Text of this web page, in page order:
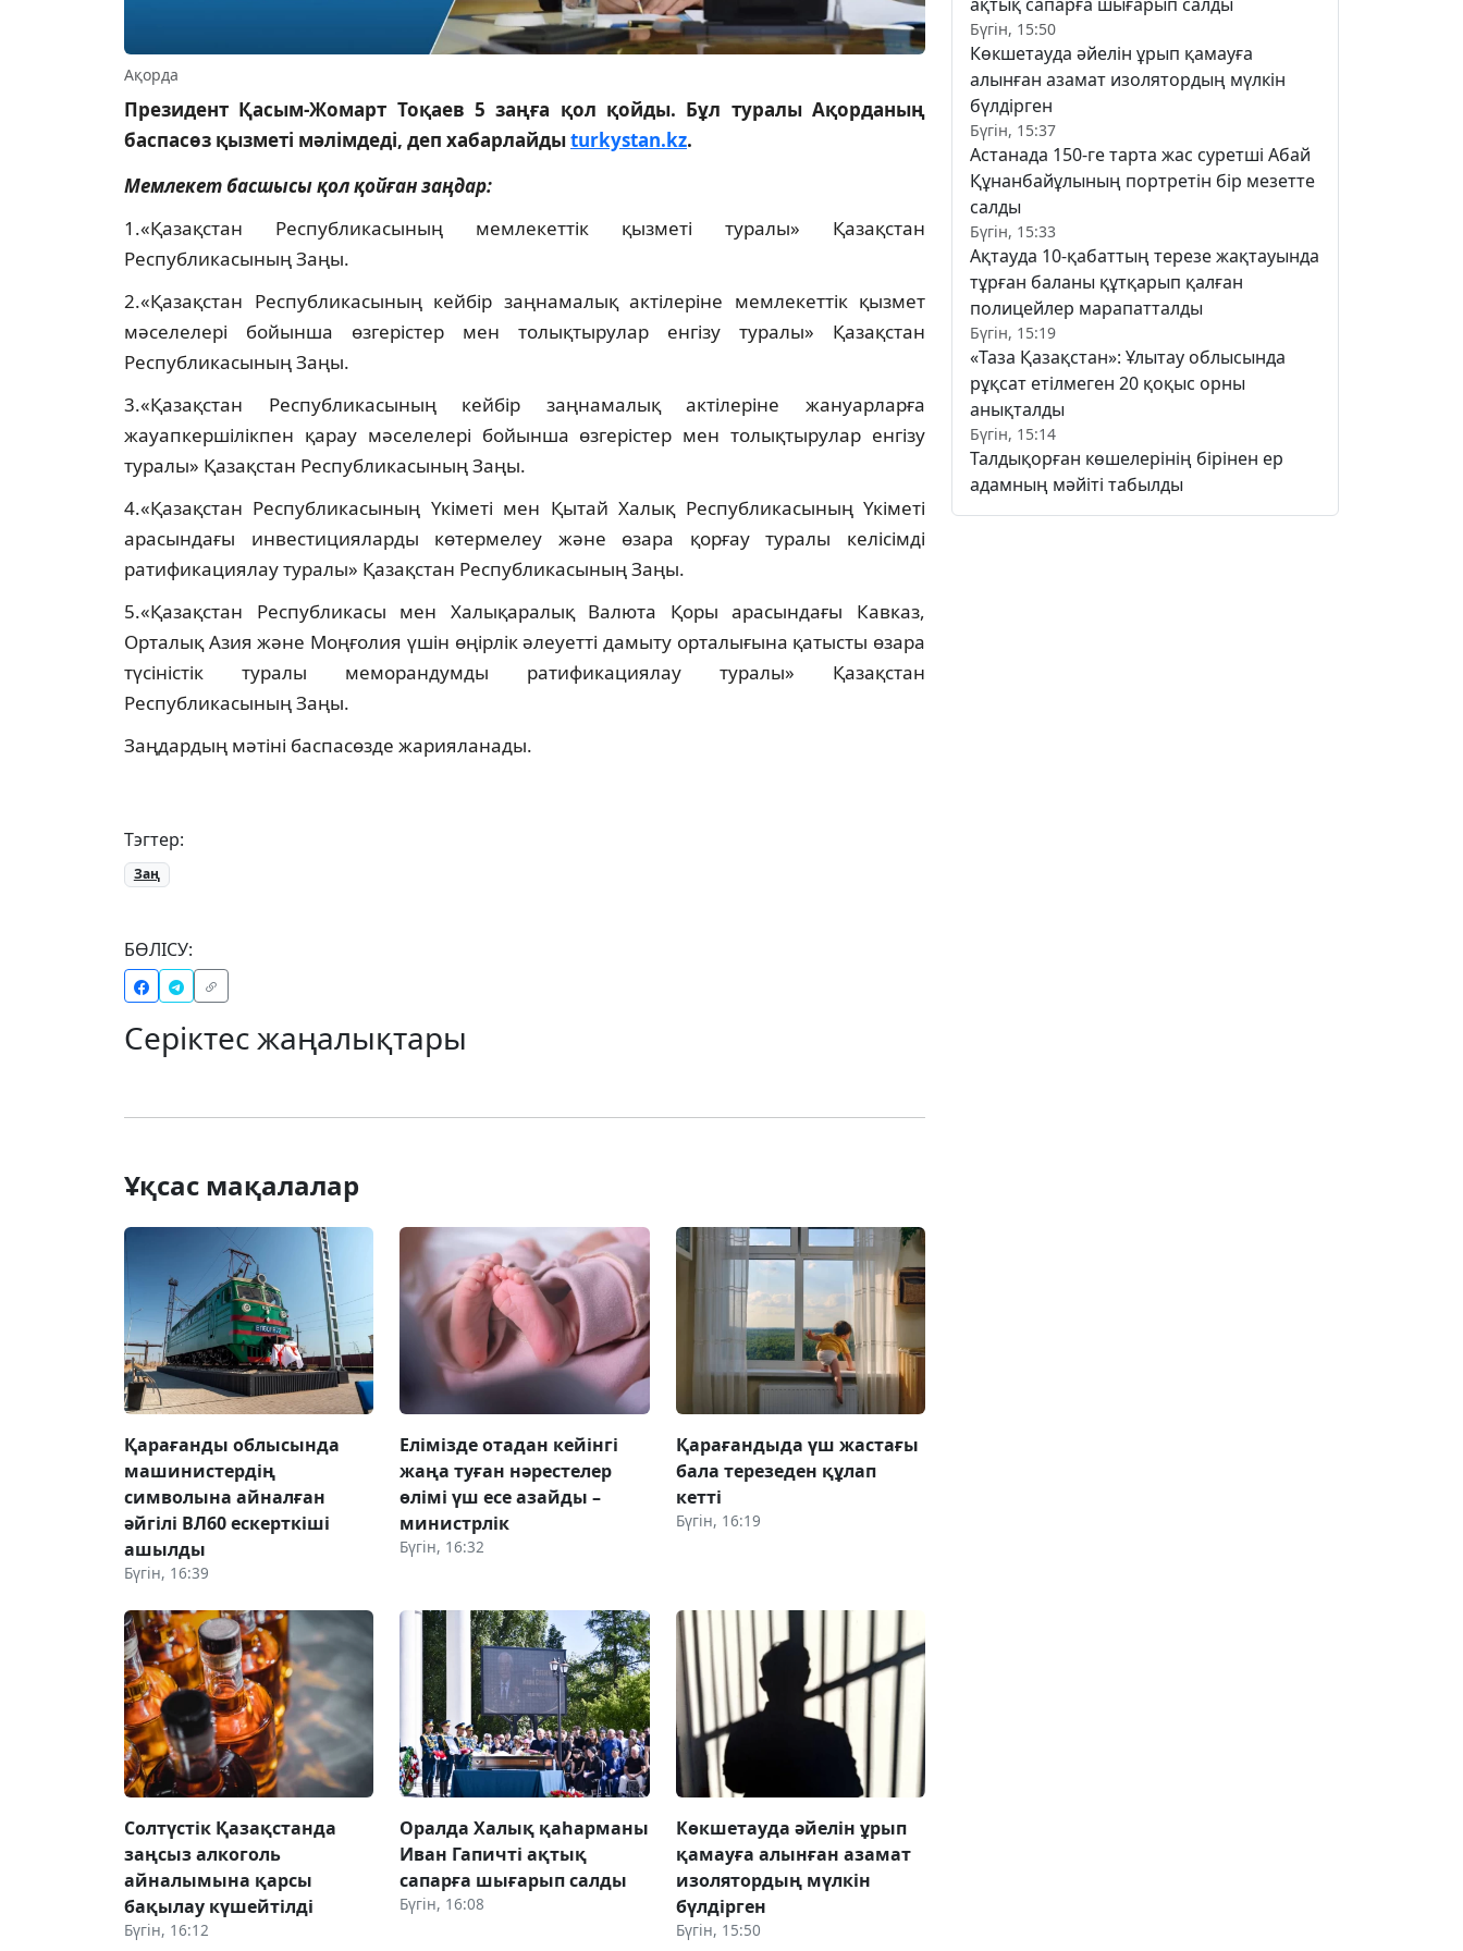
Ақорда
Президент Қасым-Жомарт Тоқаев 5 заңға қол қойды. Бұл туралы Ақорданың
баспасөз қызметі мәлімдеді, деп хабарлайдыturkystan.kz.
Мемлекет басшысы қол қойған заңдар:
1.«Қазақстан Республикасының мемлекеттік қызметі туралы» Қазақстан
Республикасының Заңы.
2.«Қазақстан Республикасының кейбір заңнамалық актілеріне мемлекеттік қызмет
мәселелері бойынша өзгерістер мен толықтырулар енгізу туралы» Қазақстан
Республикасының Заңы.
3.«Қазақстан Республикасының кейбір заңнамалық актілеріне жануарларға
жауапкершілікпен қарау мәселелері бойынша өзгерістер мен толықтырулар енгізу
туралы» Қазақстан Республикасының Заңы.
4.«Қазақстан Республикасының Үкіметі мен Қытай Халық Республикасының Үкіметі
арасындағы инвестицияларды көтермелеу және өзара қорғау туралы келісімді
ратификациялау туралы» Қазақстан Республикасының Заңы.
5.«Қазақстан Республикасы мен Халықаралық Валюта Қоры арасындағы Кавказ,
Орталық Азия және Моңғолия үшін өңірлік әлеуетті дамыту орталығына қатысты өзара
түсіністік туралы меморандумды ратификациялау туралы» Қазақстан
Республикасының Заңы.
Заңдардың мәтіні баспасөзде жарияланады.
Тэгтер:
Заң
БӨЛІСУ:
Серіктес жаңалықтары
Ұқсас мақалалар
Қарағанды облысында
машинистердің
символына айналған
әйгілі ВЛ60 ескерткіші
ашылды
Бүгін, 16:39
Елімізде отадан кейінгі
жаңа туған нәрестелер
өлімі үш есе азайды –
министрлік
Бүгін, 16:32
Қарағандыда үш жастағы
бала терезеден құлап
кетті
Бүгін, 16:19
Солтүстік Қазақстанда
заңсыз алкоголь
айналымына қарсы
бақылау күшейтілді
Бүгін, 16:12
Оралда Халық қаһарманы
Иван Гапичті ақтық
сапарға шығарып салды
Бүгін, 16:08
Көкшетауда әйелін ұрып
қамауға алынған азамат
изолятордың мүлкін
бүлдірген
Бүгін, 15:50
Бүгін, 15:50
Көкшетауда әйелін ұрып қамауға
алынған азамат изолятордың мүлкін
бүлдірген
Бүгін, 15:37
Астанада 150-ге тарта жас суретші Абай
Құнанбайұлының портретін бір мезетте
салды
Бүгін, 15:33
Ақтауда 10-қабаттың терезе жақтауында
тұрған баланы құтқарып қалған
полицейлер марапатталды
Бүгін, 15:19
«Таза Қазақстан»: Ұлытау облысында
рұқсат етілмеген 20 қоқыс орны
анықталды
Бүгін, 15:14
Талдықорған көшелерінің бірінен ер
адамның мәйіті табылды